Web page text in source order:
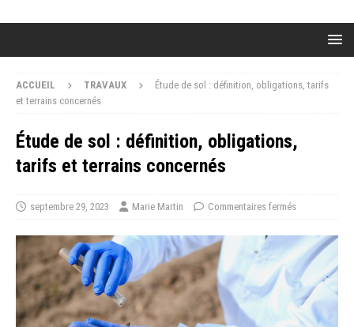
ACCUEIL TRAVAUX
Étude de sol : définition, obligations, tarifs
et terrains concernés
Étude de sol : définition, obligations,
tarifs et terrains concernés
septembre 29, 2023 Marie Martin Commentaires fermés